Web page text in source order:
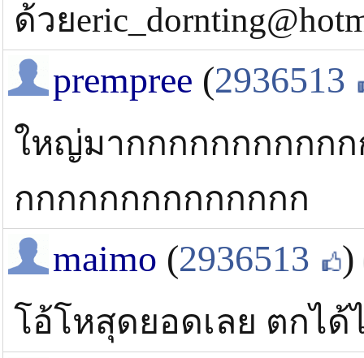
ด้วย
prempree (2936513
ใหญ่มากกกกกกกกกก
กกกกกกกกกกกกกก
maimo (2936513 )
โอ้โหสุดยอดเลย ตกได้